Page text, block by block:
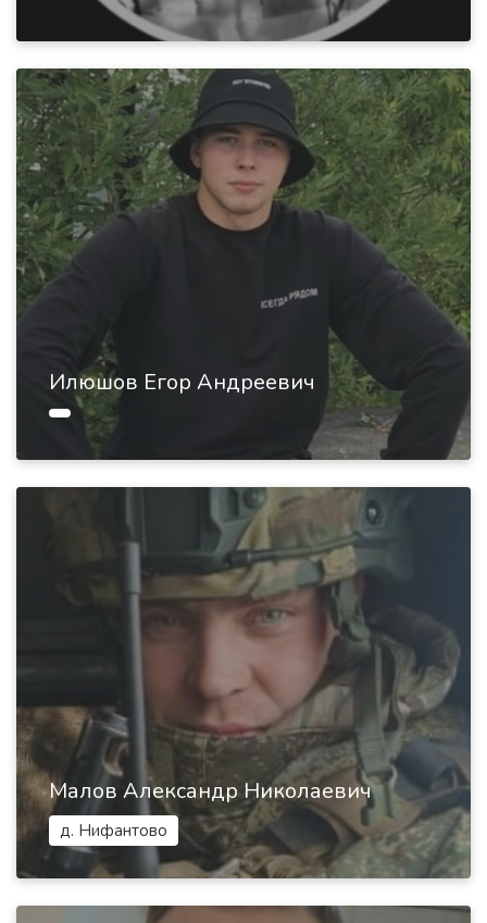
Илюшов Егор Андреевич
Малов Александр Николаевич
д. Нифантово